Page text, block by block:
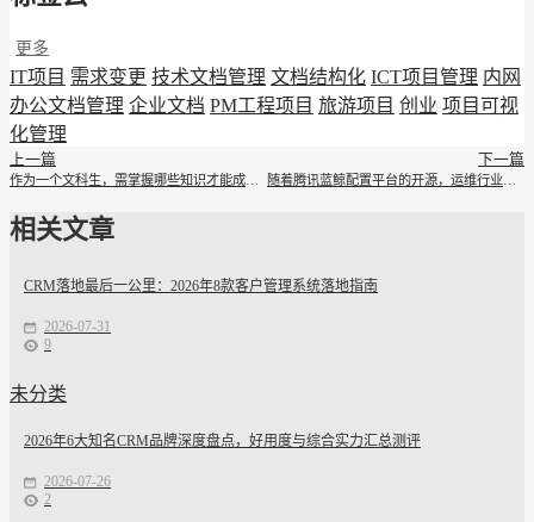
更多
IT项目 需求变更 技术文档管理 文档结构化 ICT项目管理 内网
办公文档管理 企业文档 PM工程项目 旅游项目 创业 项目可视
化管理
上一篇 下一篇
相关文章
CRM落地最后一公里：2026年8款客户管理系统落地指南
2026-07-31
9
未分类
2026年6大知名CRM品牌深度盘点，好用度与综合实力汇总测评
2026-07-26
2